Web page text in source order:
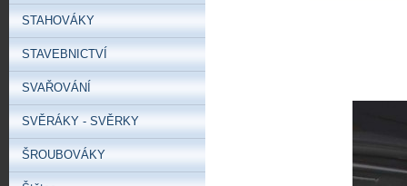
STAHOVÁKY
STAVEBNICTVÍ
SVAŘOVÁNÍ
SVĚRÁKY - SVĚRKY
ŠROUBOVÁKY